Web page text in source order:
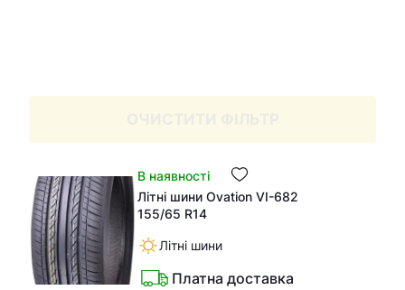
В наявності
Літні шини Ovation VI-682
155/65 R14
Літні шини
Платна доставка